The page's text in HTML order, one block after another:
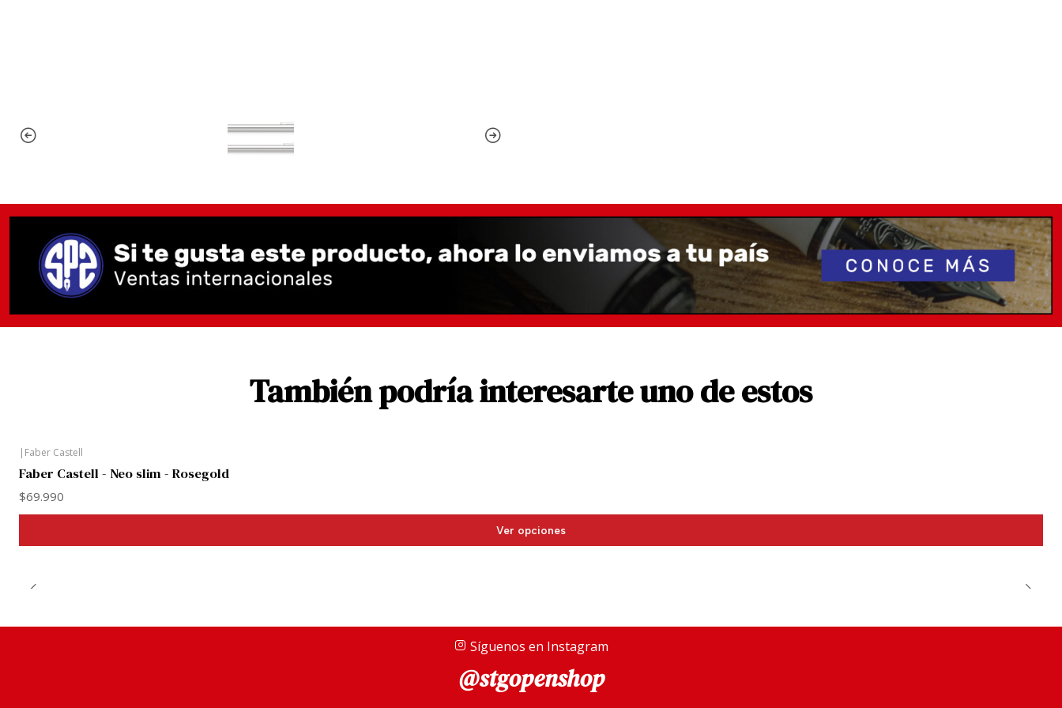
Largo Posteada 15,6 Cm
También podría interesarte uno de estos
| Faber Castell
Faber Castell - Neo slim - Rosegold
$69.990
Ver opciones
Síguenos en Instagram
@stgopenshop